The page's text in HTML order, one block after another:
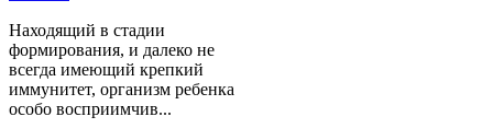
Находящий в стадии
формирования, и далеко не
всегда имеющий крепкий
иммунитет, организм ребенка
особо восприимчив...